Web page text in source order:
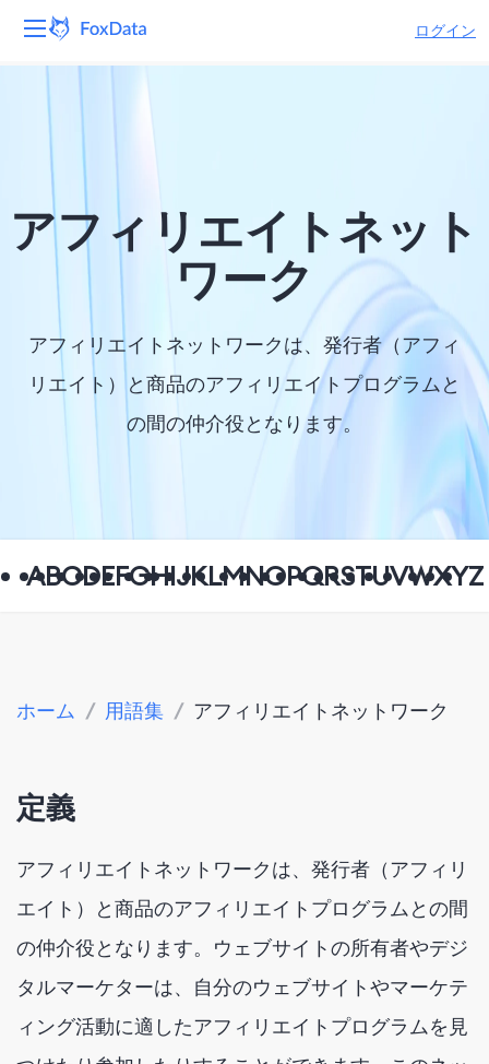
ログイン
ソリューション
リソース
会社
アフィリエイトネット
ワーク
アフィリエイトネットワークは、発行者（アフィ
リエイト）と商品のアフィリエイトプログラムと
の間の仲介役となります。
ABCDEFGHIJKLMNOPQRSTUVWXYZ
ホーム / 用語集 / アフィリエイトネットワーク
定義
アフィリエイトネットワークは、発行者（アフィリ
エイト）と商品のアフィリエイトプログラムとの間
の仲介役となります。ウェブサイトの所有者やデジ
タルマーケターは、自分のウェブサイトやマーケテ
ィング活動に適したアフィリエイトプログラムを見